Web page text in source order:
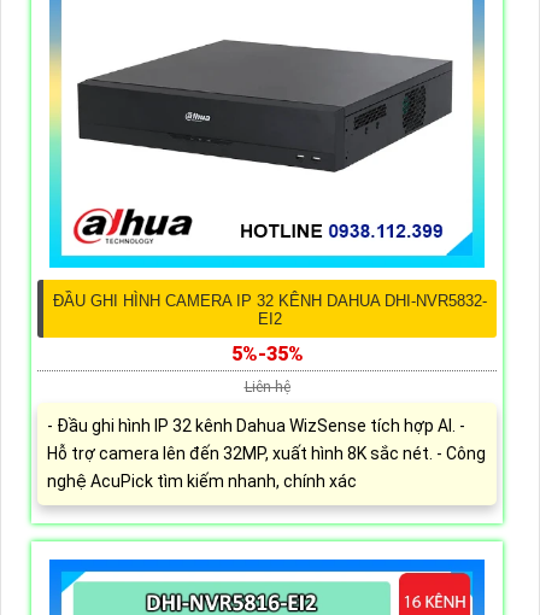
ĐẦU GHI HÌNH CAMERA IP 32 KÊNH DAHUA DHI-NVR5832-
EI2
5%-35%
Liên hệ
- Đầu ghi hình IP 32 kênh Dahua WizSense tích hợp AI. -
Hỗ trợ camera lên đến 32MP, xuất hình 8K sắc nét. - Công
nghệ AcuPick tìm kiếm nhanh, chính xác